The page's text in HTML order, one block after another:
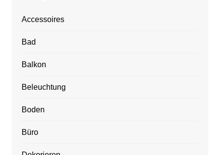
Accessoires
Bad
Balkon
Beleuchtung
Boden
Büro